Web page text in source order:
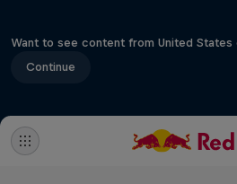
Want to see content from United States
Continue